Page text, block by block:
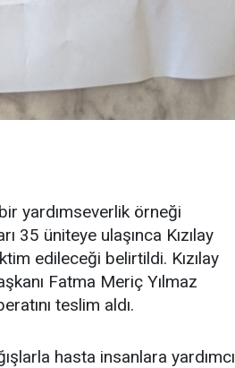
yardımseverlik örneği
35 üniteye ulaşınca Kızılay
edileceği belirtildi. Kızılay
Fatma Meriç Yılmaz
teslim aldı.
hasta insanlara yardımcı